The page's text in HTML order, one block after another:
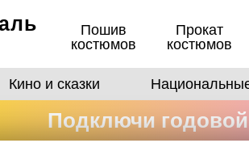
Пошив
костюмов
Прокат
костюмов
Кино и сказки
Подключи